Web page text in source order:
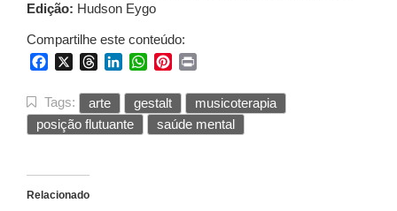
Edição: Hudson Eygo
Compartilhe este conteúdo:
FacebookThreadsLinkedInWhatsApp
Pinterest
Tags: arte gestalt
musicoterapia
posição flutuante
saúde mental
Relacionado